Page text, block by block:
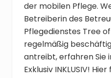
der mobilen Pflege.
Betreiberin des
Pflegedienstes Tree
regelmäßig
antreibt, erfahren Sie
Exklusiv INKLUSIV!